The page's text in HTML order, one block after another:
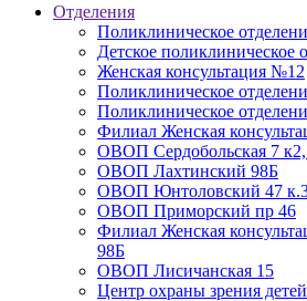
Отделения
Поликлиническое
Детское поликлиническое
Женская консультация №12
Поликлиническое
Поликлиническое
Филиал Женская
ОВОП Сердобольская 7
ОВОП Лахтинский 98Б
ОВОП Юнтоловский 47
ОВОП Приморский пр 46
Филиал Женская
98Б
ОВОП Лисичанская 15
Центр охраны зрения